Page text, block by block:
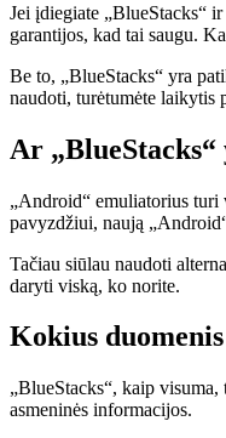
Jei įdiegiate „BlueStacks“
garantijos, kad tai saugu.
Be to, „BlueStacks“ yra
naudoti, turėtumėte laikytis
Ar „BlueStacks“
„Android“ emuliatorius turi
pavyzdžiui, naują
Tačiau siūlau naudoti
daryti viską, ko norite.
Kokius
„BlueStacks“, kaip
asmeninės informacijos.